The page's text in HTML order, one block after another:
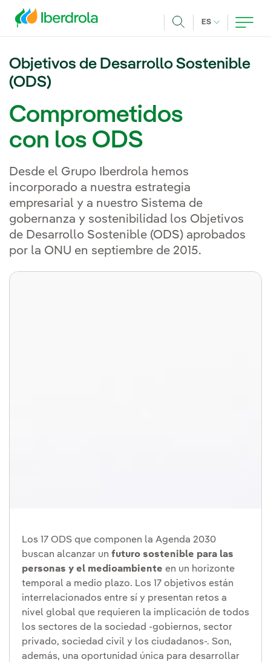
ES IDIOMA
Objetivos de Desarrollo Sostenible
(ODS)
Comprometidos
con los ODS
Desde el Grupo Iberdrola hemos
incorporado a nuestra estrategia
empresarial y a nuestro Sistema de
gobernanza y sostenibilidad los Objetivos
de Desarrollo Sostenible (ODS) aprobados
por la ONU en septiembre de 2015.
Los 17 ODS que componen la Agenda 2030
buscan alcanzar un futuro sostenible para las
personas y el medioambiente en un horizonte
temporal a medio plazo. Los 17 objetivos están
interrelacionados entre sí y presentan retos a
nivel global que requieren la implicación de todos
los sectores de la sociedad -gobiernos, sector
privado, sociedad civil y los ciudadanos-. Son,
además, una oportunidad única para desarrollar